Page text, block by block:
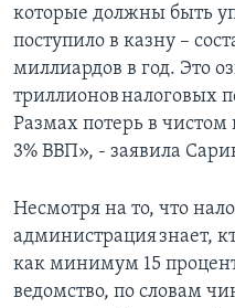
которые должны быть
поступило в казну –
миллиардов в год. Это
триллионов налоговых
Размах потерь в
3% ВВП», - заявила
Несмотря на то, что
администрация знает,
как минимум 15
ведомство, по словам